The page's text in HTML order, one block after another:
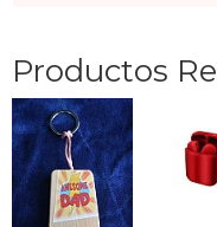
Productos